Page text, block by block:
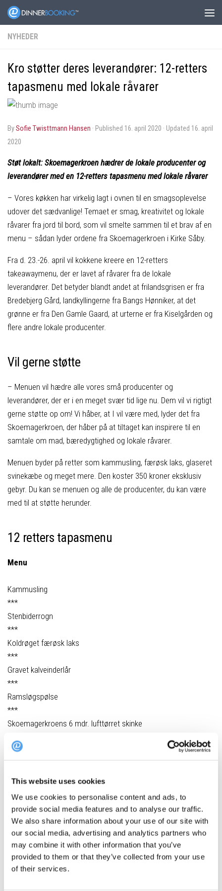
This website uses cookies
We use cookies to personalise content and ads, to
provide social media features and to analyse our traffic.
We also share information about your use of our site with
our social media, advertising and analytics partners who
may combine it with other information that you’ve
provided to them or that they’ve collected from your use
of their services.
NYHEDER
Kro støtter deres leverandører: 12-retters
tapasmenu med lokale råvarer
bySofie Twisttmann Hansen · Published 16. april 2020 · Updated 16. april
2020
Støt lokalt: Skoemagerkroen hædrer de lokale producenter og
leverandører med en 12-retters tapasmenu med lokale råvarer
– Vores køkken har virkelig lagt i ovnen til en smagsoplevelse
udover det sædvanlige! Temaet er smag, kreativitet og lokale
råvarer fra jord til bord, som vil smelte sammen til et brav af en
menu – sådan lyder ordene fra Skoemagerkroen i Kirke Såby.
Fra d. 23.-26. april vil kokkene kreere en 12-retters
takeawaymenu, der er lavet af råvarer fra de lokale
leverandører. Det betyder blandt andet at frilandsgrisen er fra
Bredebjerg Gård, landkyllingerne fra Bangs Hønniker, at det
grønne er fra Den Gamle Gaard, at urterne er fra Kiselgården og
flere andre lokale producenter.
Vil gerne støtte
– Menuen vil hædre alle vores små producenter og
leverandører, der er i en meget svær tid lige nu. Dem vil vi rigtigt
gerne støtte op om! Vi håber, at I vil være med, lyder det fra
Skoemagerkroen, der håber på at tiltaget kan inspirere til en
samtale om mad, bæredygtighed og lokale råvarer.
Menuen byder på retter som kammusling, færøsk laks, glaseret
svinekæbe og meget mere. Den koster 350 kroner eksklusiv
gebyr. Du kan se menuen og alle de producenter, du kan være
med til at støtte herunder.
12 retters tapasmenu
Menu
Kammusling
***
Stenbiderrogn
***
Koldrøget færøsk laks
***
Gravet kalveinderlår
***
Ramsløgspølse
***
Skoemagerkroens 6 mdr. lufttørret skinke
Glaseret svinekæbe
Oksehøjrebsfilet
Dansk Landkylling
***
Spidskål med Vesterhavsost (vegetatisk)
***
Danske oste
***